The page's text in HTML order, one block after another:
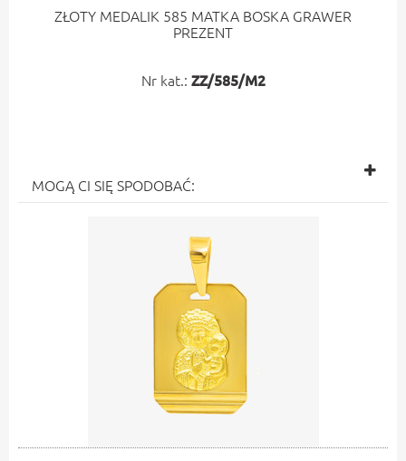
ZŁOTY MEDALIK 585 MATKA BOSKA GRAWER
PREZENT
Nr kat.: ZZ/585/M2
MOGĄ CI SIĘ SPODOBAĆ: